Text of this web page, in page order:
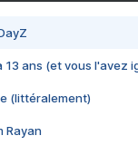
13 ans (et vous l'avez
(littéralement)
Rayan